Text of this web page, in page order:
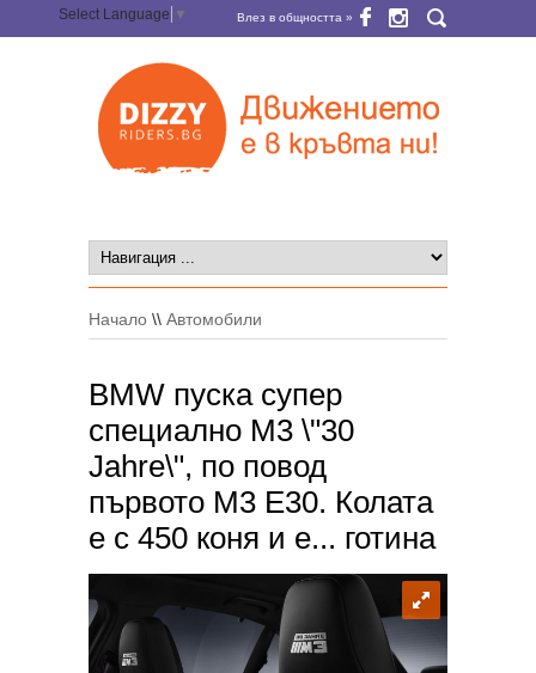
Select Language ▼ Влез в общността »
Начало \\ Автомобили
BMW пуска супер
специално M3 \"30
Jahre\", по повод
първото M3 E30. Колата
е с 450 коня и е... готина